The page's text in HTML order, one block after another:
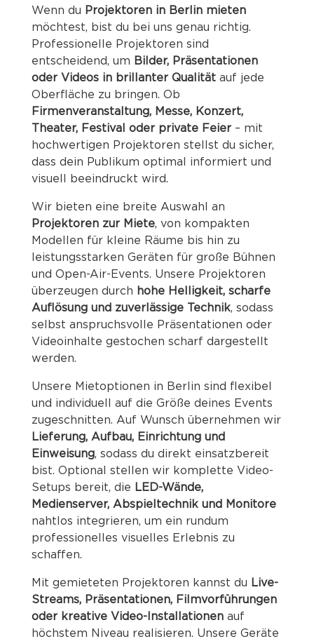
Wenn du Projektoren in Berlin mieten
möchtest, bist du bei uns genau richtig.
Professionelle Projektoren sind
entscheidend, um Bilder, Präsentationen
oder Videos in brillanter Qualitätauf jede
Oberfläche zu bringen. Ob
Firmenveranstaltung, Messe, Konzert,
Theater, Festival oder private Feier– mit
hochwertigen Projektoren stellst du sicher,
dass dein Publikum optimal informiert und
visuell beeindruckt wird.
Wir bieten eine breite Auswahl an
Projektoren zur Miete, von kompakten
Modellen für kleine Räume bis hin zu
leistungsstarken Geräten für große Bühnen
und Open-Air-Events. Unsere Projektoren
überzeugen durch hohe Helligkeit, scharfe
Auflösung und zuverlässige Technik, sodass
selbst anspruchsvolle Präsentationen oder
Videoinhalte gestochen scharf dargestellt
werden.
Unsere Mietoptionen in Berlin sind flexibel
und individuell auf die Größe deines Events
zugeschnitten. Auf Wunsch übernehmen wir
Lieferung, Aufbau, Einrichtung und
Einweisung, sodass du direkt einsatzbereit
bist. Optional stellen wir komplette Video-
Setups bereit, die LED-Wände,
Medienserver, Abspieltechnik und Monitore
nahtlos integrieren, um ein rundum
professionelles visuelles Erlebnis zu
schaffen.
Mit gemieteten Projektoren kannst du Live-
Streams, Präsentationen, Filmvorführungen
oder kreative Video-Installationenauf
höchstem Niveau realisieren. Unsere Geräte